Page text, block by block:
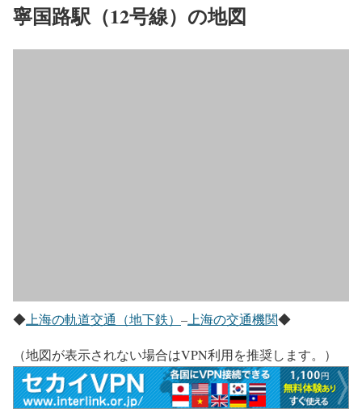
寧国路駅（12号線）の地図
◆ 上海の軌道交通（地下鉄） – 上海の交通機関◆
（地図が表示されない場合はVPN利用を推奨します。）